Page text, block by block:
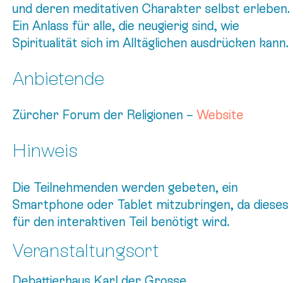
und deren meditativen Charakter selbst erleben.
Ein Anlass für alle, die neugierig sind, wie
Spiritualität sich im Alltäglichen ausdrücken kann.
Anbietende
Zürcher Forum der Religionen – Website
Hinweis
Die Teilnehmenden werden gebeten, ein
Smartphone oder Tablet mitzubringen, da dieses
für den interaktiven Teil benötigt wird.
Veranstaltungsort